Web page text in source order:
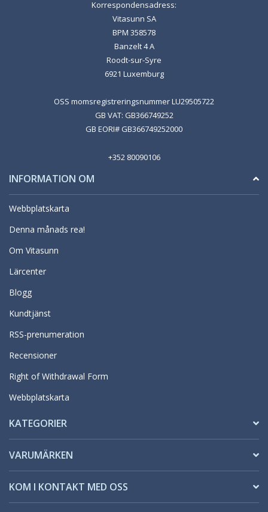
Korrespondensadress:
Vitasunn SA
BPM 358578
Banzelt 4 A
Roodt-sur-Syre
6921 Luxemburg
OSS momsregistreringsnummer LU29505722
GB VAT: GB366749252
GB EORI# GB366749252000
+352 80090106
INFORMATION OM
Webbplatskarta
Denna månads rea!
Om Vitasunn
Lärcenter
Blogg
Kundtjänst
RSS-prenumeration
Recensioner
Right of Withdrawal Form
Webbplatskarta
KATEGORIER
VARUMÄRKEN
KOM I KONTAKT MED OSS